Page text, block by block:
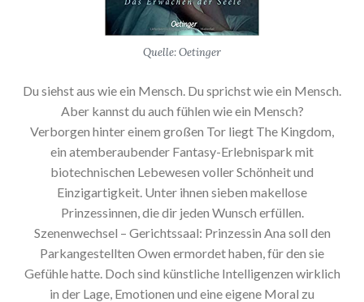
Quelle: Oetinger
Du siehst aus wie ein Mensch. Du sprichst wie ein Mensch.
Aber kannst du auch fühlen wie ein Mensch?
Verborgen hinter einem großen Tor liegt The Kingdom,
ein atemberaubender Fantasy-Erlebnispark mit
biotechnischen Lebewesen voller Schönheit und
Einzigartigkeit. Unter ihnen sieben makellose
Prinzessinnen, die dir jeden Wunsch erfüllen.
Szenenwechsel – Gerichtssaal: Prinzessin Ana soll den
Parkangestellten Owen ermordet haben, für den sie
Gefühle hatte. Doch sind künstliche Intelligenzen wirklich
in der Lage, Emotionen und eine eigene Moral zu